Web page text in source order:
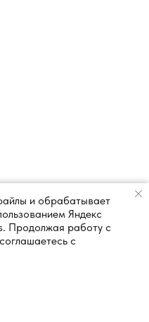
и обрабатывает
Яндекс
Продолжая работу с
с